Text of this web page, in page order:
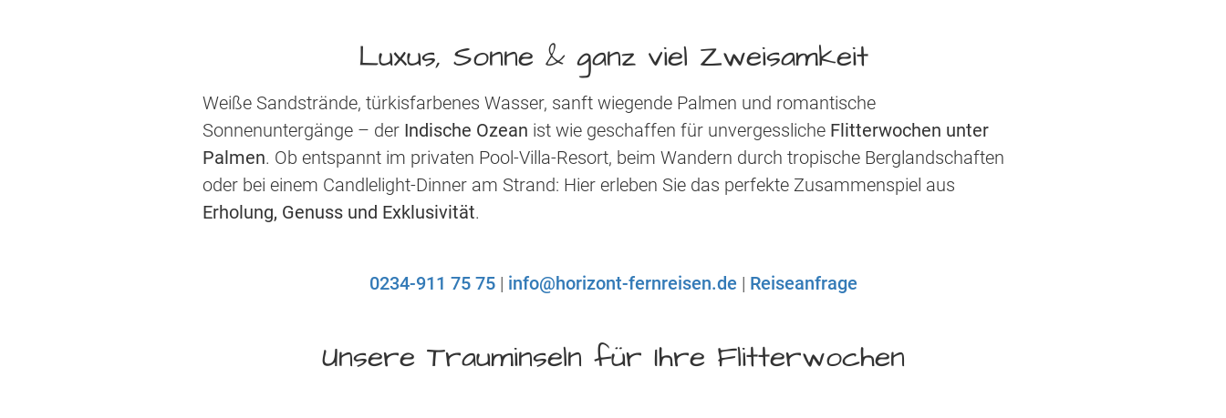
Luxus, Sonne & ganz viel Zweisamkeit
Weiße Sandstrände, türkisfarbenes Wasser, sanft wiegende Palmen und romantische
Sonnenuntergänge – der Indische Ozean ist wie geschaffen für unvergessliche Flitterwochen unter
Palmen. Ob entspannt im privaten Pool-Villa-Resort, beim Wandern durch tropische Berglandschaften
oder bei einem Candlelight-Dinner am Strand: Hier erleben Sie das perfekte Zusammenspiel aus
Erholung, Genuss und Exklusivität.
0234-911 75 75 | info@horizont-fernreisen.de | Reiseanfrage
Unsere Trauminseln für Ihre Flitterwochen